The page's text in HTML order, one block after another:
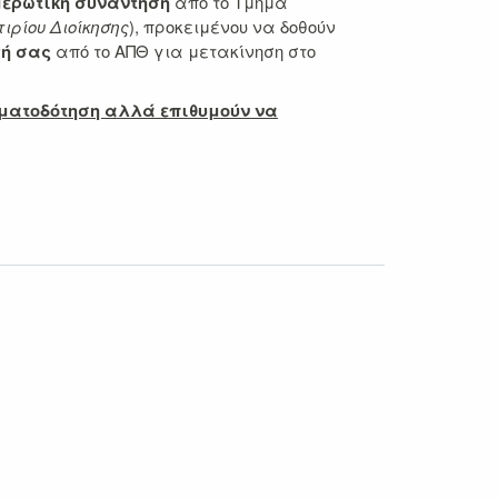
Διοίκησης), προκειμένου να δοθούν
σας από το ΑΠΘ για μετακίνηση στο
αλλά επιθυμούν να